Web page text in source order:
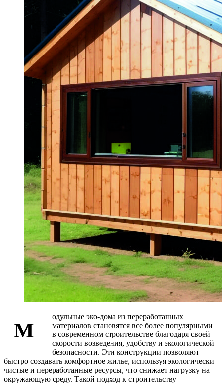
М
одульные эко-дома из переработанных
материалов становятся все более популярными
в современном строительстве благодаря своей
скорости возведения, удобству и экологической
безопасности. Эти конструкции позволяют
быстро создавать комфортное жилье, используя экологически
чистые и переработанные ресурсы, что снижает нагрузку на
окружающую среду. Такой подход к строительству